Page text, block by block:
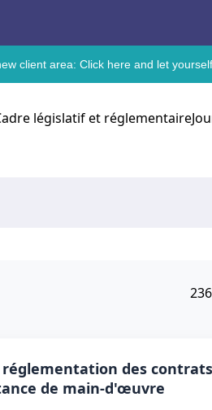
client area: Click here and let
législatif et réglementaire
236
réglementation des
de main-d'œuvre